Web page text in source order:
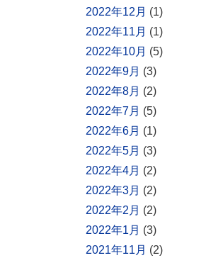
2022年12月 (1)
2022年11月 (1)
2022年10月 (5)
2022年9月 (3)
2022年8月 (2)
2022年7月 (5)
2022年6月 (1)
2022年5月 (3)
2022年4月 (2)
2022年3月 (2)
2022年2月 (2)
2022年1月 (3)
2021年11月 (2)